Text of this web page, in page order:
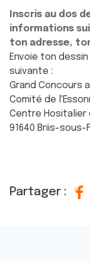
Inscris au dos
informations
ton adresse,
Envoie ton
suivante :
Grand Concours
Comité de
Centre Hositalier
91640 Briis-sous-
Partager :